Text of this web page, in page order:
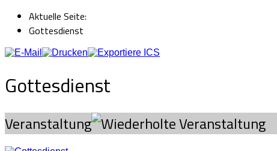
Aktuelle Seite:
Gottesdienst
Gottesdienst
Veranstaltung